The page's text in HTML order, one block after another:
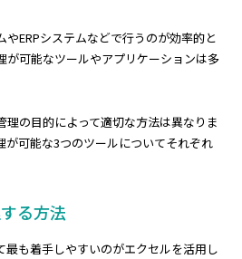
ERPシステムなどで行うのが効率的と
が可能なツールやアプリケーションは多
理の目的によって適切な方法は異なりま
が可能な3つのツールについてそれぞれ
る方法
最も着手しやすいのがエクセルを活用し